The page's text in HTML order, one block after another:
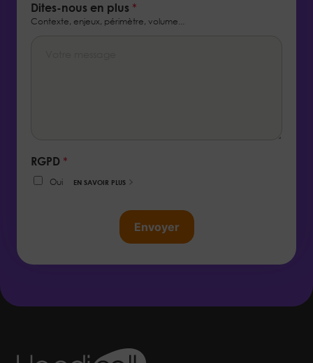
Dites-nous en plus *
Contexte, enjeux, périmètre, volume...
RGPD *
Oui EN SAVOIR PLUS
Envoyer